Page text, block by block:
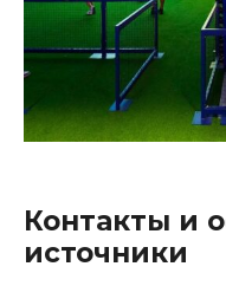
Контакты и
источники